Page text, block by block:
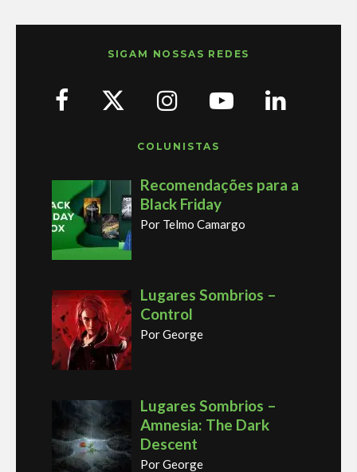
SIGAM NOSSAS REDES
COLUNISTAS
Recomendações para a
Black Friday
Por Telmo Camargo
Lugares Sombrios –
Control
Por George
Lugares Sombrios –
Amnesia: The Dark
Descent
Por George